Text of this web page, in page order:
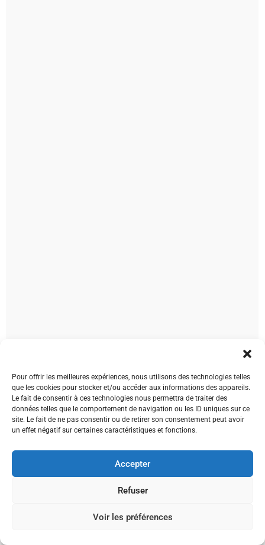
Pour offrir les meilleures expériences, nous utilisons des technologies telles
que les cookies pour stocker et/ou accéder aux informations des appareils.
Le fait de consentir à ces technologies nous permettra de traiter des
données telles que le comportement de navigation ou les ID uniques sur ce
site. Le fait de ne pas consentir ou de retirer son consentement peut avoir
un effet négatif sur certaines caractéristiques et fonctions.
Accepter
Refuser
Voir les préférences